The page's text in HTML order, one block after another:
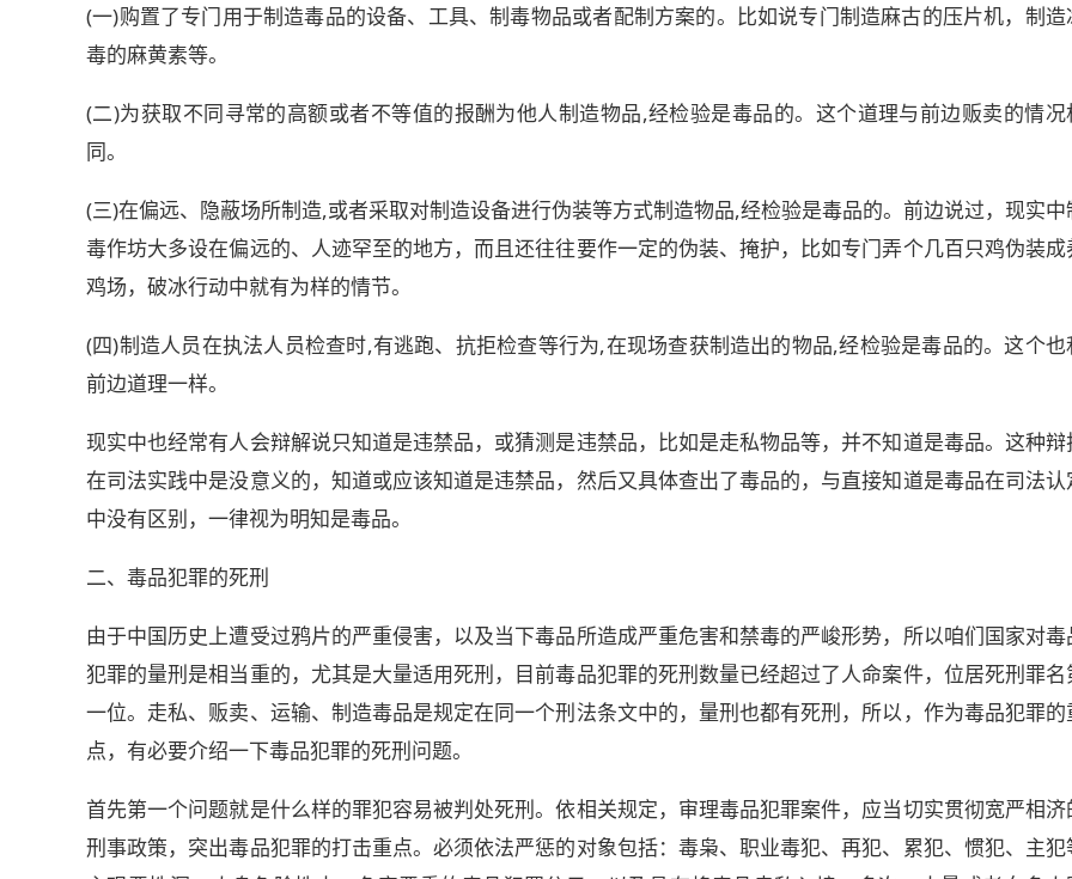
(一)购置了专门用于制造毒品的设备、工具、制毒物品或者配制方案的。比如说专门制造麻古的压片机，制造
毒的麻黄素等。
(二)为获取不同寻常的高额或者不等值的报酬为他人制造物品,经检验是毒品的。这个道理与前边贩卖的情况
同。
(三)在偏远、隐蔽场所制造,或者采取对制造设备进行伪装等方式制造物品,经检验是毒品的。前边说过，现实中
毒作坊大多设在偏远的、人迹罕至的地方，而且还往往要作一定的伪装、掩护，比如专门弄个几百只鸡伪装成
鸡场，破冰行动中就有为样的情节。
(四)制造人员在执法人员检查时,有逃跑、抗拒检查等行为,在现场查获制造出的物品,经检验是毒品的。这个也
前边道理一样。
现实中也经常有人会辩解说只知道是违禁品，或猜测是违禁品，比如是走私物品等，并不知道是毒品。这种辩
在司法实践中是没意义的，知道或应该知道是违禁品，然后又具体查出了毒品的，与直接知道是毒品在司法认
中没有区别，一律视为明知是毒品。
二、毒品犯罪的死刑
由于中国历史上遭受过鸦片的严重侵害，以及当下毒品所造成严重危害和禁毒的严峻形势，所以咱们国家对毒
犯罪的量刑是相当重的，尤其是大量适用死刑，目前毒品犯罪的死刑数量已经超过了人命案件，位居死刑罪名
一位。走私、贩卖、运输、制造毒品是规定在同一个刑法条文中的，量刑也都有死刑，所以，作为毒品犯罪的
点，有必要介绍一下毒品犯罪的死刑问题。
首先第一个问题就是什么样的罪犯容易被判处死刑。依相关规定，审理毒品犯罪案件，应当切实贯彻宽严相济
刑事政策，突出毒品犯罪的打击重点。必须依法严惩的对象包括：毒枭、职业毒犯、再犯、累犯、惯犯、主犯